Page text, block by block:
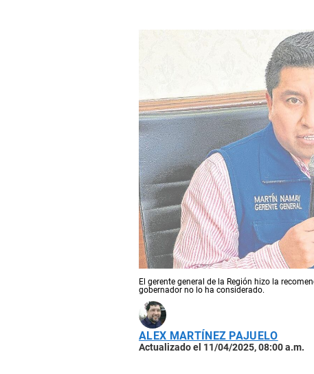
El gerente general de la Región hizo la
gobernador no lo ha considerado.
ALEX MARTÍNEZ PAJUELO
Actualizado el 11/04/2025, 08:00 a.m.